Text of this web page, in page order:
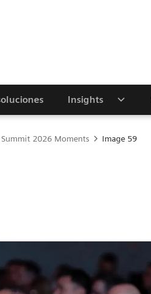
Insights
2026 Moments Image 59